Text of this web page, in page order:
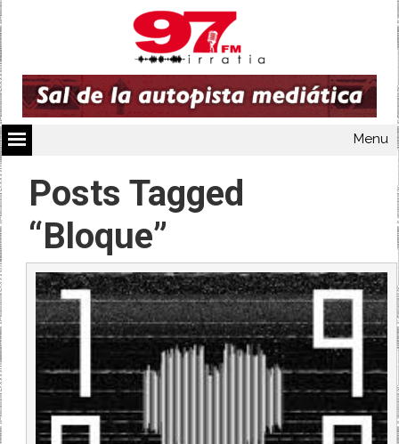
Menu
Posts Tagged
“Bloque”